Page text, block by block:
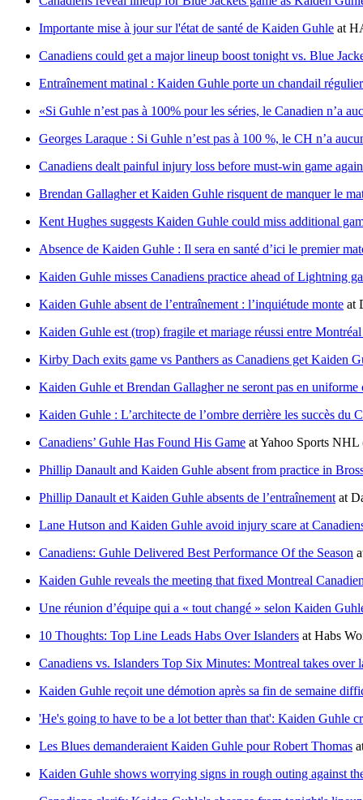
Importante mise à jour sur l'état de santé de Kaiden Guhle at
Canadiens could get a major lineup boost tonight vs. Blue
Entraînement matinal : Kaiden Guhle porte un chandail régulier
«Si Guhle n’est pas à 100% pour les séries, le Canadien n’a
Georges Laraque : Si Guhle n’est pas à 100 %, le CH n’a
Canadiens dealt painful injury loss before must-win game
Brendan Gallagher et Kaiden Guhle risquent de manquer le
Kent Hughes suggests Kaiden Guhle could miss additional
Absence de Kaiden Guhle : Il sera en santé d’ici le premier
Kaiden Guhle misses Canadiens practice ahead of Lightning
Kaiden Guhle absent de l’entraînement : l’inquiétude monte at
Kaiden Guhle est (trop) fragile et mariage réussi entre
Kirby Dach exits game vs Panthers as Canadiens get Kaiden
Kaiden Guhle et Brendan Gallagher ne seront pas en uniforme
Kaiden Guhle : L’architecte de l’ombre derrière les succès du
Canadiens’ Guhle Has Found His Game atYahoo Sports NHL
Phillip Danault and Kaiden Guhle absent from practice in
Phillip Danault et Kaiden Guhle absents de l’entraînement at
Lane Hutson and Kaiden Guhle avoid injury scare at
Canadiens: Guhle Delivered Best Performance Of the Season
Kaiden Guhle reveals the meeting that fixed Montreal
Une réunion d’équipe qui a « tout changé » selon Kaiden
10 Thoughts: Top Line Leads Habs Over Islanders at Habs
Canadiens vs. Islanders Top Six Minutes: Montreal takes over
Kaiden Guhle reçoit une démotion après sa fin de semaine
'He's going to have to be a lot better than that': Kaiden Guhle
Les Blues demanderaient Kaiden Guhle pour Robert Thomas
Kaiden Guhle shows worrying signs in rough outing against